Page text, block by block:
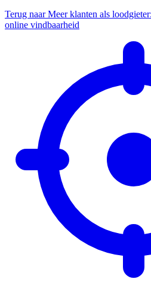
Terug naar Meer klanten als
online vindbaarheid